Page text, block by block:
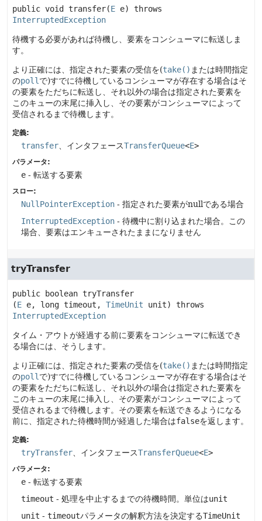
public void transfer(E e)
throws
InterruptedException
待機する必要があれば待機し、要素をコンシューマに転送しま
す。
より正確には、指定された要素の受信を(take() または時間指定
のpoll で)すでに待機しているコンシューマが存在する場合はそ
の要素をただちに転送し、それ以外の場合は指定された要素を
このキューの末尾に挿入し、その要素がコンシューマによって
受信されるまで待機します。
定義:
transfer 、インタフェースTransferQueue<E>
パラメータ:
e - 転送する要素
スロー:
NullPointerException - 指定された要素がnullである場合
InterruptedException - 待機中に割り込まれた場合。この
場合、要素はエンキューされたままになりません
tryTransfer
public boolean tryTransfer
(E e, long timeout, TimeUnit unit)
throws
InterruptedException
タイム・アウトが経過する前に要素をコンシューマに転送でき
る場合には、そうします。
より正確には、指定された要素の受信を(take() または時間指定
のpoll で)すでに待機しているコンシューマが存在する場合はそ
の要素をただちに転送し、それ以外の場合は指定された要素を
このキューの末尾に挿入し、その要素がコンシューマによって
受信されるまで待機します。その要素を転送できるようになる
前に、指定された待機時間が経過した場合はfalseを返します。
定義:
tryTransfer 、インタフェースTransferQueue<E>
パラメータ:
e - 転送する要素
timeout - 処理を中止するまでの待機時間。単位はunit
unit - timeoutパラメータの解釈方法を決定するTimeUnit